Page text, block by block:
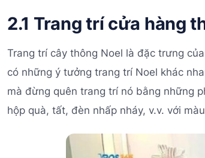
2.1 Trang trí cửa hàng
Trang trí cây thông Noel là đặc trưng
có những ý tưởng trang trí Noel khác
mà đừng quên trang trí nó bằng những
hộp quà, tất, đèn nhấp nháy, v.v. với